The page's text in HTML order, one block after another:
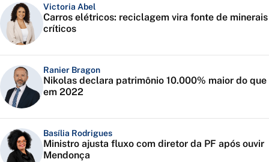
Victoria Abel
Carros elétricos: reciclagem vira fonte de minerais
críticos
Ranier Bragon
Nikolas declara patrimônio 10.000% maior do que
em 2022
Basília Rodrigues
Ministro ajusta fluxo com diretor da PF após ouvir
Mendonça